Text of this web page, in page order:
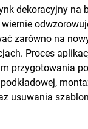
dekoracyjny na
zarówno na
Proces
przygotowania
usuwania